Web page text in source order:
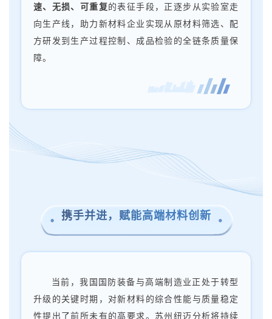
速、无损、可重复的表征手段，正逐步从实验室走
向生产线，助力新材料企业实现从原材料筛选、配
方研发到生产过程控制、成品检验的全链条质量保
障。
携手并进，赋能高端材料创新
当前，我国国防装备与高端制造业正处于转型
升级的关键时期，对新材料的综合性能与质量稳定
性提出了前所未有的高要求。苏州纽迈分析将持续